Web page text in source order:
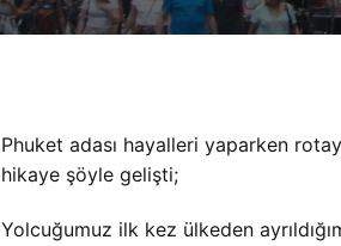
Phuket adası hayalleri yaparken
hikaye şöyle gelişti;
Yolcuğumuz ilk kez ülkeden